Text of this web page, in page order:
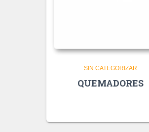
SIN CATEGORIZAR
QUEMADORES